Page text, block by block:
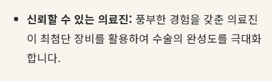
신뢰할 수 있는 의료진: 풍부한 경험을 갖춘 의료진
이 최첨단 장비를 활용하여 수술의 완성도를 극대화
합니다.